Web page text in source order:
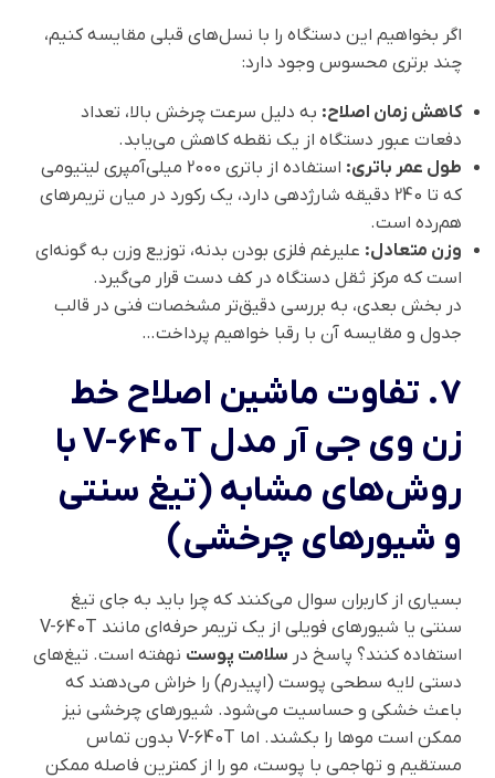
اگر بخواهیم این دستگاه را با نسل‌های قبلی مقایسه کنیم،
چند برتری محسوس وجود دارد:
کاهش زمان اصلاح: به دلیل سرعت چرخش بالا، تعداد
دفعات عبور دستگاه از یک نقطه کاهش می‌یابد.
طول عمر باتری:
استفاده از باتری 2000 میلی‌آمپری لیتیومی
که تا 240 دقیقه شارژدهی دارد، یک رکورد در میان تریمرهای
هم‌رده است.
وزن متعادل: علیرغم فلزی بودن بدنه، توزیع وزن به گونه‌ای
است که مرکز ثقل دستگاه در کف دست قرار می‌گیرد.
در بخش بعدی، به بررسی دقیق‌تر مشخصات فنی در قالب
جدول و مقایسه آن با رقبا خواهیم پرداخت…
۷. تفاوت
ماشین اصلاح خط
زن وی جی آر مدل V-640T
با
روش‌های مشابه (تیغ سنتی
و شیورهای چرخشی)
بسیاری از کاربران سوال می‌کنند که چرا باید به جای تیغ
سنتی یا شیورهای فویلی از یک تریمر حرفه‌ای مانند V-640T
استفاده کنند؟ پاسخ در سلامت پوست نهفته است. تیغ‌های
دستی لایه سطحی پوست (اپیدرم) را خراش می‌دهند که
باعث خشکی و حساسیت می‌شود. شیورهای چرخشی نیز
ممکن است موها را بکشند. اما V-640T بدون تماس
مستقیم و تهاجمی با پوست، مو را از کمترین فاصله ممکن